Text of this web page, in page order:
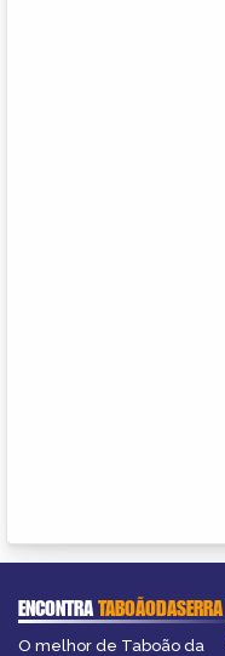
ENCONTRATABOÃODASERRA
O melhor de Taboão da